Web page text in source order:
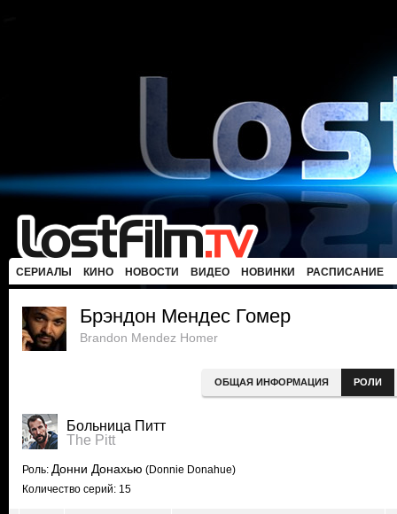
СЕРИАЛЫ КИНО НОВОСТИ ВИДЕО НОВИНКИ РАСПИСАНИЕ
Брэндон Мендес Гомер
Brandon Mendez Homer
ОБЩАЯ ИНФОРМАЦИЯ РОЛИ
Больница Питт
The Pitt
Роль: Донни Донахью (Donnie Donahue)
Количество серий: 15